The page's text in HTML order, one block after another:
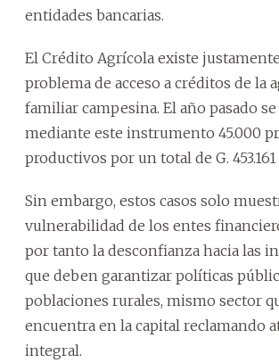
entidades bancarias.
El Crédito Agrícola existe
problema de acceso a créditos de la
familiar campesina. El año pasado
mediante este instrumento 45.000
productivos por un total de G.
Sin embargo, estos casos solo
vulnerabilidad de los entes
por tanto la desconfianza hacia las
que deben garantizar políticas
poblaciones rurales, mismo sector
encuentra en la capital reclamando
integral.